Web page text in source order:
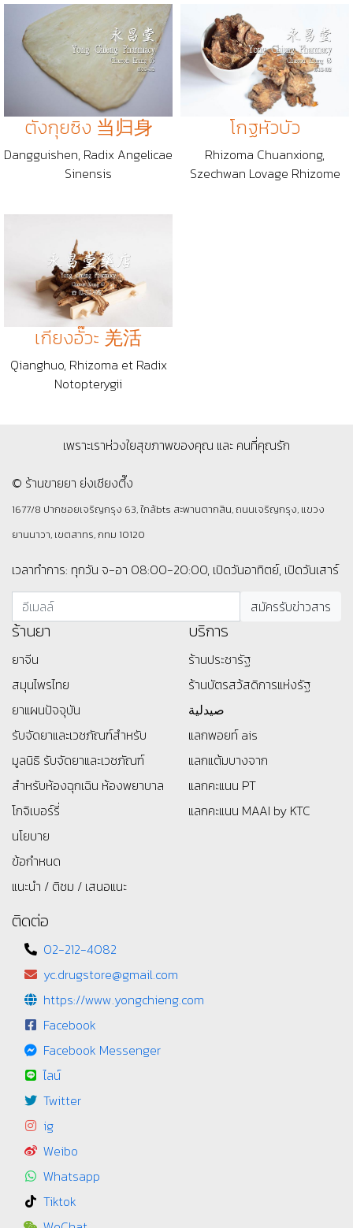
ตังกุยซิง 当归身
Dangguishen, Radix Angelicae
Sinensis
โกฐหัวบัว
Rhizoma Chuanxiong,
Szechwan Lovage Rhizome
เกียงอั๊วะ 羌活
Qianghuo, Rhizoma et Radix
Notopterygii
เพราะเราห่วงใยสุขภาพของคุณ และ คนที่คุณรัก
© ร้านขายยา ย่งเชียงตึ๊ง
1677/8 ปากซอยเจริญกรุง 63, ใกล้bts สะพานตากสิน, ถนนเจริญกรุง, แขวง
ยานนาวา, เขตสาทร, กทม 10120
เวลาทำการ: ทุกวัน จ-อา 08:00-20:00, เปิดวันอาทิตย์, เปิดวันเสาร์
ร้านยา
ยาจีน
สมุนไพรไทย
ยาแผนปัจจุบัน
รับจัดยาและเวชภัณฑ์สำหรับ
มูลนิธิ รับจัดยาและเวชภัณฑ์
สำหรับห้องฉุกเฉิน ห้องพยาบาล
โกจิเบอร์รี่
นโยบาย
ข้อกำหนด
แนะนำ / ติชม / เสนอแนะ
บริการ
ร้านประชารัฐ
ร้านบัตรสว้สดิการแห่งรัฐ
صيدلية
แลกพอยท์ ais
แลกแต้มบางจาก
แลกคะแนน PT
แลกคะแนน MAAI by KTC
ติดต่อ
02-212-4082
yc.drugstore@gmail.com
https://www.yongchieng.com
Facebook
Facebook Messenger
ไลน์
Twitter
ig
Weibo
Whatsapp
Tiktok